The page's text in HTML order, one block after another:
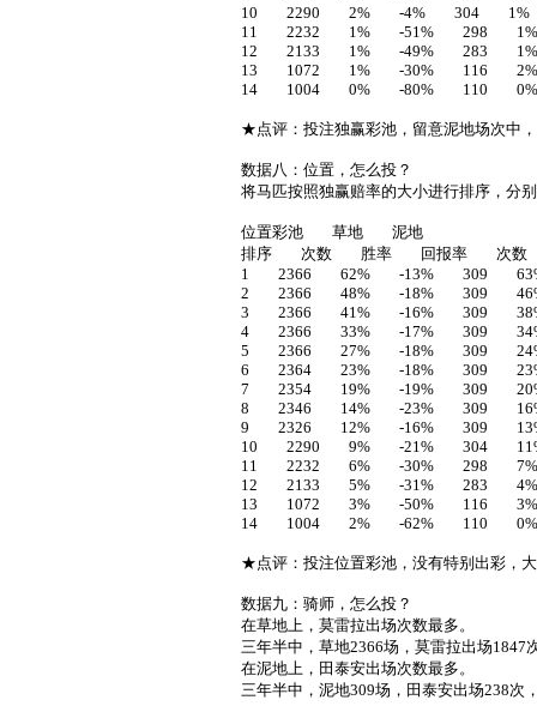
10 2290 2% -4% 304 1%
11 2232 1% -51% 298
12 2133 1% -49% 283
13 1072 1% -30% 116
14 1004 0% -80% 110 0%
★点评：投注独赢彩池，留意泥地场次中
数据八：位置，怎么投？
将马匹按照独赢赔率的大小进行排序，分
位置彩池 草地 泥地
排序 次数 胜率 回报率 次数
1 2366 62% -13% 309
2 2366 48% -18% 309
3 2366 41% -16% 309
4 2366 33% -17% 309
5 2366 27% -18% 309
6 2364 23% -18% 309
7 2354 19% -19% 309
8 2346 14% -23% 309
9 2326 12% -16% 309
10 2290 9% -21% 304
11 2232 6% -30% 298
12 2133 5% -31% 283
13 1072 3% -50% 116
14 1004 2% -62% 110 0%
★点评：投注位置彩池，没有特别出彩，
数据九：骑师，怎么投？
在草地上，莫雷拉出场次数最多。
三年半中，草地2366场，莫雷拉出场1847
在泥地上，田泰安出场次数最多。
三年半中，泥地309场，田泰安出场238次